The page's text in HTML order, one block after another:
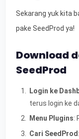
Sekarang yuk kita
pake SeedProd ya!
Download
SeedProd
Login ke
terus login ke
Menu Plugins:
Cari SeedProd